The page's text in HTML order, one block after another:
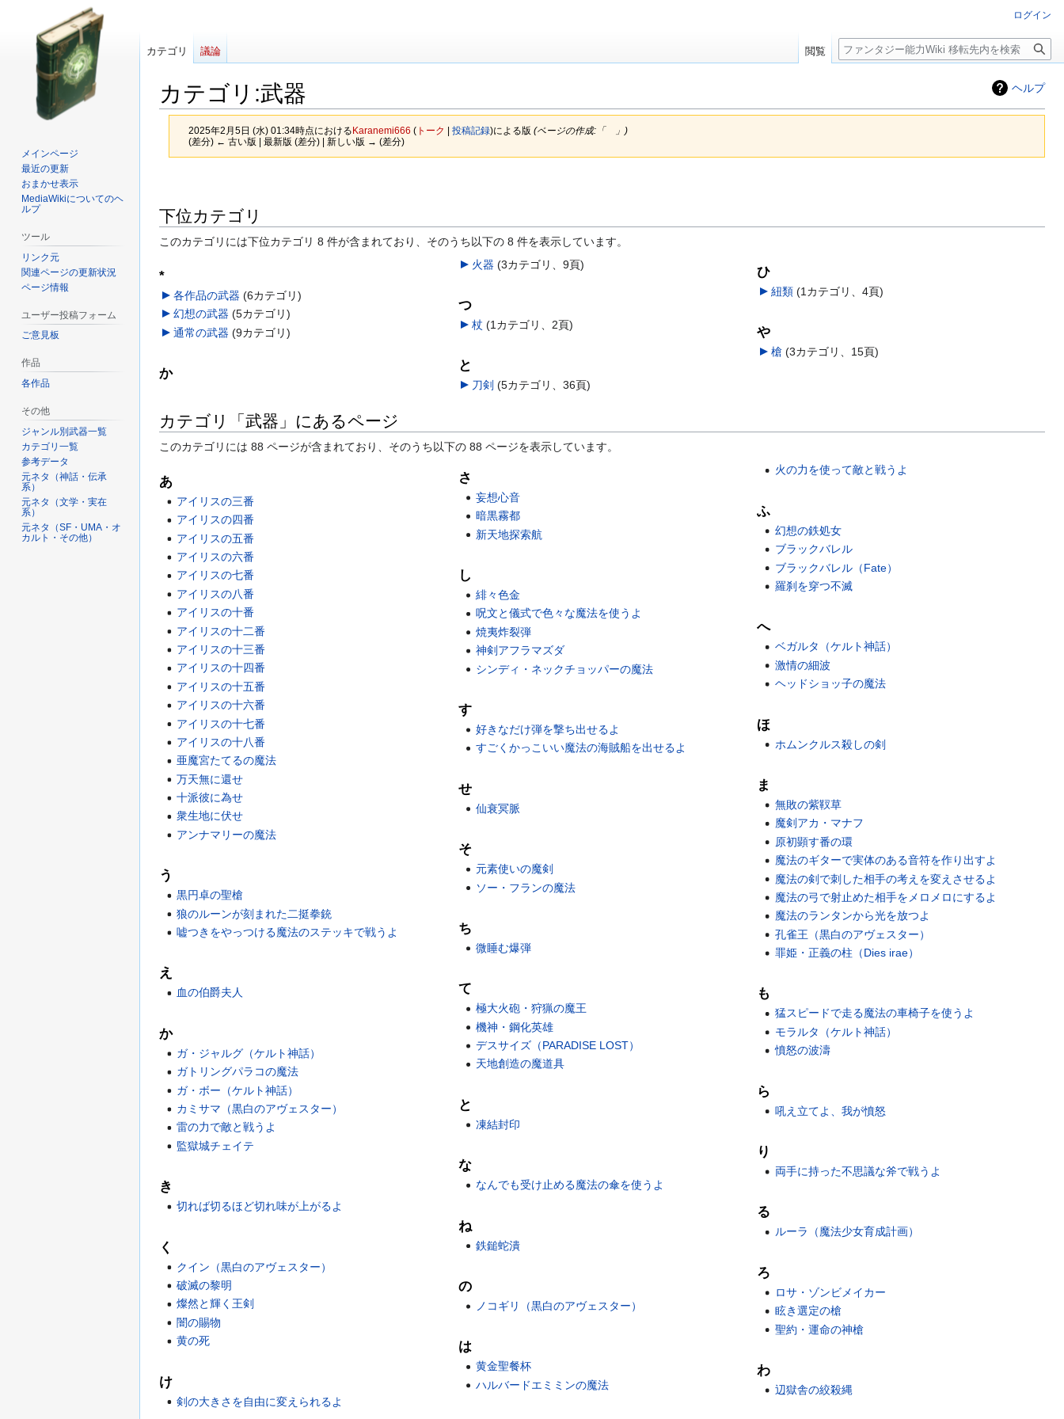
ヘルプ
カテゴリ :武器
2025年2月5日 (水) 01:34時点における Karanemi666 (トーク 投稿記録)による版 (ページの作成:「 」)
(差分) ← 古い版 | 最新版 (差分) | 新しい版 → (差分)
ゲ
ー
シ
に
移
動
に
移
動
下位カテゴリ
このカテゴリには下位カテゴリ 8 件が含まれており、そのうち以下の 8 件を表示しています。
*
各作品の武器 (6カテゴリ)
幻想の武器 (5カテゴリ)
通常の武器 (9カテゴリ)
か
火器 ‎(3カテゴリ、9頁)
つ
杖 ‎(1カテゴリ、2頁)
と
刀剣 ‎(5カテゴリ、36頁)
ひ
紐類‎ (1カテゴリ、4頁)
や
槍‎ (3カテゴリ、15頁)
カテゴリ「武器」にあるページ
このカテゴリには 88 ページが含まれており、そのうち以下の 88 ページを表示しています。
あ
アイリスの三番
アイリスの四番
アイリスの五番
アイリスの六番
アイリスの七番
アイリスの八番
アイリスの十番
アイリスの十二番
アイリスの十三番
アイリスの十四番
アイリスの十五番
アイリスの十六番
アイリスの十七番
アイリスの十八番
亜魔宮たてるの魔法
万天無に還せ
十派彼に為せ
衆生地に伏せ
アンナマリーの魔法
う
黒円卓の聖槍
狼のルーンが刻まれた二挺拳銃
嘘つきをやっつける魔法のステッキで戦うよ
え
血の伯爵夫人
か
ガ・ジャルグ（ケルト神話）
ガトリングパラコの魔法
ガ・ボー（ケルト神話）
カミサマ（黒白のアヴェスター）
雷の力で敵と戦うよ
監獄城チェイテ
き
切れば切るほど切れ味が上がるよ
く
クイン（黒白のアヴェスター）
破滅の黎明
燦然と輝く王剣
闇の賜物
黄の死
け
剣の大きさを自由に変えられるよ
さ
妄想心音
暗黒霧都
新天地探索航
し
緋々色金
呪文と儀式で色々な魔法を使うよ
焼夷炸裂弾
神剣アフラマズダ
シンディ・ネックチョッパーの魔法
す
好きなだけ弾を撃ち出せるよ
すごくかっこいい魔法の海賊船を出せるよ
せ
仙衰冥脈
そ
元素使いの魔剣
ソー・フランの魔法
ち
微睡む爆弾
て
極大火砲・狩猟の魔王
機神・鋼化英雄
デスサイズ（PARADISE LOST）
天地創造の魔道具
と
凍結封印
な
なんでも受け止める魔法の傘を使うよ
ね
鉄鎚蛇潰
の
ノコギリ（黒白のアヴェスター）
は
黄金聖餐杯
ハルバードエミミンの魔法
火の力を使って敵と戦うよ
ふ
幻想の鉄処女
ブラックバレル
ブラックバレル（Fate）
羅刹を穿つ不滅
へ
ベガルタ（ケルト神話）
激情の細波
ヘッドショッ子の魔法
ほ
ホムンクルス殺しの剣
ま
無敗の紫靫草
魔剣アカ・マナフ
原初顕す番の環
魔法のギターで実体のある音符を作り出すよ
魔法の剣で刺した相手の考えを変えさせるよ
魔法の弓で射止めた相手をメロメロにするよ
魔法のランタンから光を放つよ
孔雀王（黒白のアヴェスター）
罪姫・正義の柱（Dies irae）
も
猛スピードで走る魔法の車椅子を使うよ
モラルタ（ケルト神話）
憤怒の波濤
ら
吼え立てよ、我が憤怒
り
両手に持った不思議な斧で戦うよ
る
ルーラ（魔法少女育成計画）
ろ
ロサ・ゾンビメイカー
眩き選定の槍
聖約・運命の神槍
わ
辺獄舎の絞殺縄
ログイン
カテゴリ 議論 閲覧
検
メインページ
最近の更新
おまかせ表示
MediaWikiについてのヘ
ルプ
ツール
リンク元
関連ページの更新状況
ページ情報
ユーザー投稿フォーム
ご意見板
作品
各作品
その他
ジャンル別武器一覧
カテゴリ一覧
参考データ
元ネタ（神話・伝承
系）
元ネタ（文学・実在
系）
元ネタ（SF・UMA・オ
カルト・その他）